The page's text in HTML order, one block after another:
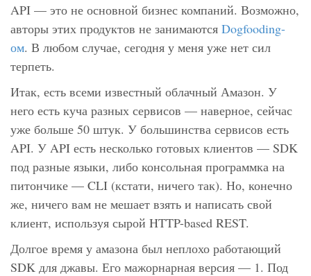
API — это не основной бизнес компаний. Возможно,
авторы этих продуктов не занимаются Dogfooding-
ом. В любом случае, сегодня у меня уже нет сил
терпеть.
Итак, есть всеми известный облачный Амазон. У
него есть куча разных сервисов — наверное, сейчас
уже больше 50 штук. У большинства сервисов есть
API. У API есть несколько готовых клиентов — SDK
под разные языки, либо консольная программка на
питончике — CLI (кстати, ничего так). Но, конечно
же, ничего вам не мешает взять и написать свой
клиент, используя сырой HTTP-based REST.
Долгое время у амазона был неплохо работающий
SDK для джавы. Его мажорнарная версия — 1. Под